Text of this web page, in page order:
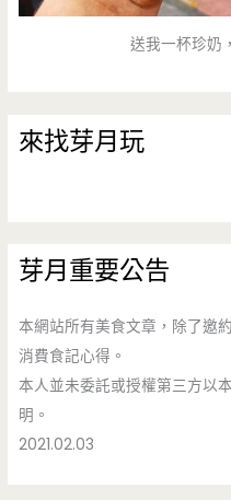
送我一杯珍奶
來找芽月玩
芽月重要公告
本網站所有美食文章，除了邀
消費食記心得。
本人並未委託或授權第三方以
明。
2021.02.03